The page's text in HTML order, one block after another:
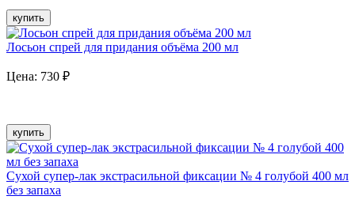
купить
Лосьон спрей для придания объёма 200 мл
Цена: 730 ₽
купить
Сухой супер-лак экстрасильной фиксации № 4 голубой 400 мл
без запаха